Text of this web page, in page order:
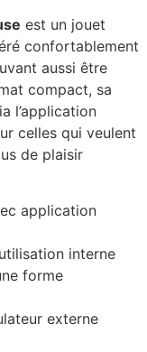
est un jouet
confortablement
aussi être
compact, sa
l’application
celles qui veulent
de plaisir
application
interne
forme
externe